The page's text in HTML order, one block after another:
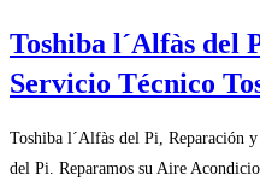
Toshiba l´Alfàs del
Servicio Técnico
Toshiba l´Alfàs del Pi, Reparación
del Pi. Reparamos su Aire